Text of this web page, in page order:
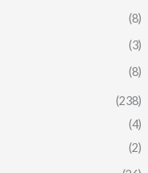
(8)
(3)
(8)
(238)
(4)
(2)